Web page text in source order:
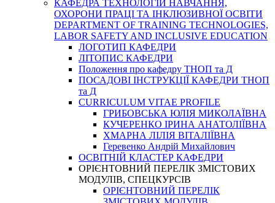
КАФЕДРА ТЕХНОЛОГІЙ НАВЧАННЯ,
ОХОРОНИ ПРАЦІ ТА ІНКЛЮЗИВНОЇ ОСВІТИ
DEPARTMENT OF TRAINING TECHNOLOGIES,
LABOR SAFETY AND INCLUSIVE EDUCATION
ЛОГОТИП КАФЕДРИ
ЛІТОПИС КАФЕДРИ
Положення про кафедру ТНОП та Д
ПОСАДОВІ ІНСТРУКЦІЇ КАФЕДРИ ТНОП
та Д
CURRICULUM VITAE PROFILE
ГРИБОВСЬКА ЮЛІЯ МИКОЛАЇВНА
КУЧЕРЕНКО ІРИНА АНАТОЛІЇВНА
ХМАРНА ЛІЛІЯ ВІТАЛІЇВНА
Геревенко Андрій Михайлович
ОСВІТНІЙ КЛАСТЕР КАФЕДРИ
ОРІЄНТОВНИЙ ПЕРЕЛІК ЗМІСТОВИХ
МОДУЛІВ, СПЕЦКУРСІВ
ОРІЄНТОВНИЙ ПЕРЕЛІК